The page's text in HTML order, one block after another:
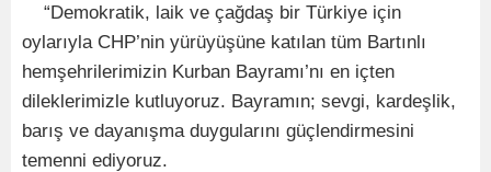
“Demokratik, laik ve çağdaş bir Türkiye için
oylarıyla CHP’nin yürüyüşüne katılan tüm Bartınlı
hemşehrilerimizin Kurban Bayramı’nı en içten
dileklerimizle kutluyoruz. Bayramın; sevgi, kardeşlik,
barış ve dayanışma duygularını güçlendirmesini
temenni ediyoruz.